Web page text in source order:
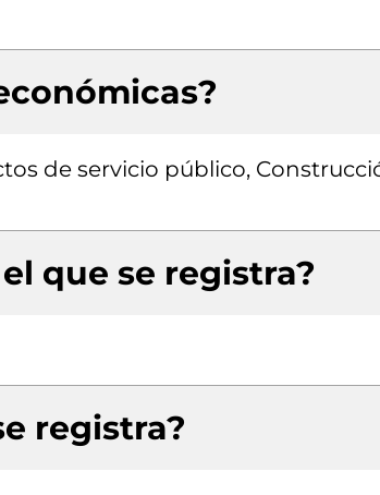
de servicio público,
que se registra?
registra?